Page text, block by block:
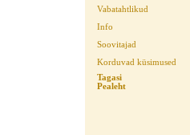
Vabatahtlikud
Info
Soovitajad
Korduvad küsimused
Tagasi
Pealeht